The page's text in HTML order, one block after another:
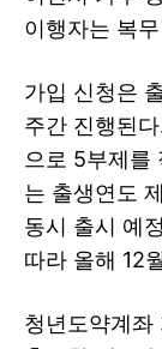
이행자는 복
가입 신청은
주간 진행된
으로 5부제를
는 출생연도
동시 출시 예
따라 올해 12
청년도약계좌